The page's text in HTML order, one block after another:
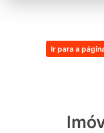
Ir para a